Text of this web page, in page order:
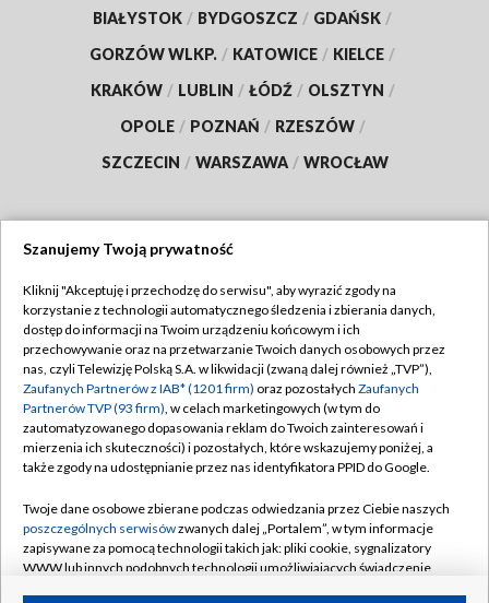
BIAŁYSTOK / BYDGOSZCZ / GDAŃSK /
GORZÓW WLKP. / KATOWICE / KIELCE /
KRAKÓW / LUBLIN / ŁÓDŹ / OLSZTYN /
OPOLE / POZNAŃ / RZESZÓW /
SZCZECIN / WARSZAWA / WROCŁAW
TVP
Abonament TVP
Emisja w TVP
Centrum informacji TVP
Naziemna Telewizja Cyfrowa
Rada Programowa
System NOS
Informacje o nadawcy
Regulamin TVP
Polityka prywatności
Moje zgody
Pomoc
Kontakt
Szanujemy Twoją prywatność
Kliknij "Akceptuję i przechodzę do serwisu", aby wyrazić zgody na
korzystanie z technologii automatycznego śledzenia i zbierania danych,
dostęp do informacji na Twoim urządzeniu końcowym i ich
przechowywanie oraz na przetwarzanie Twoich danych osobowych przez
nas, czyli Telewizję Polską S.A. w likwidacji (zwaną dalej również „TVP”),
Zaufanych Partnerów z IAB* (1201 firm) oraz pozostałych Zaufanych
Partnerów TVP (93 firm), w celach marketingowych (w tym do
zautomatyzowanego dopasowania reklam do Twoich zainteresowań i
mierzenia ich skuteczności) i pozostałych, które wskazujemy poniżej, a
także zgody na udostępnianie przez nas identyfikatora PPID do Google.
Twoje dane osobowe zbierane podczas odwiedzania przez Ciebie naszych
poszczególnych serwisówzwanych dalej „Portalem”, w tym informacje
zapisywane za pomocą technologii takich jak: pliki cookie, sygnalizatory
WWW lub innych podobnych technologii umożliwiających świadczenie